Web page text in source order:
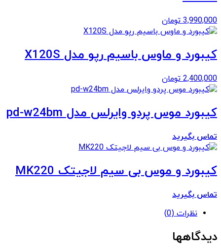
3,990,000 تومان
کیبورد و ماوس باسیم رپو مدل X120S
2,400,000 تومان
کیبورد موس پردو وایرلس مدل pd-w24bm
تماس بگیرید
کیبورد و موس بی سیم لاجیتک MK220
تماس بگیرید
نظرات (0)
دیدگاهها